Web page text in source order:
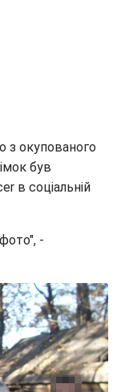
з окупованого
був
в соціальній
-